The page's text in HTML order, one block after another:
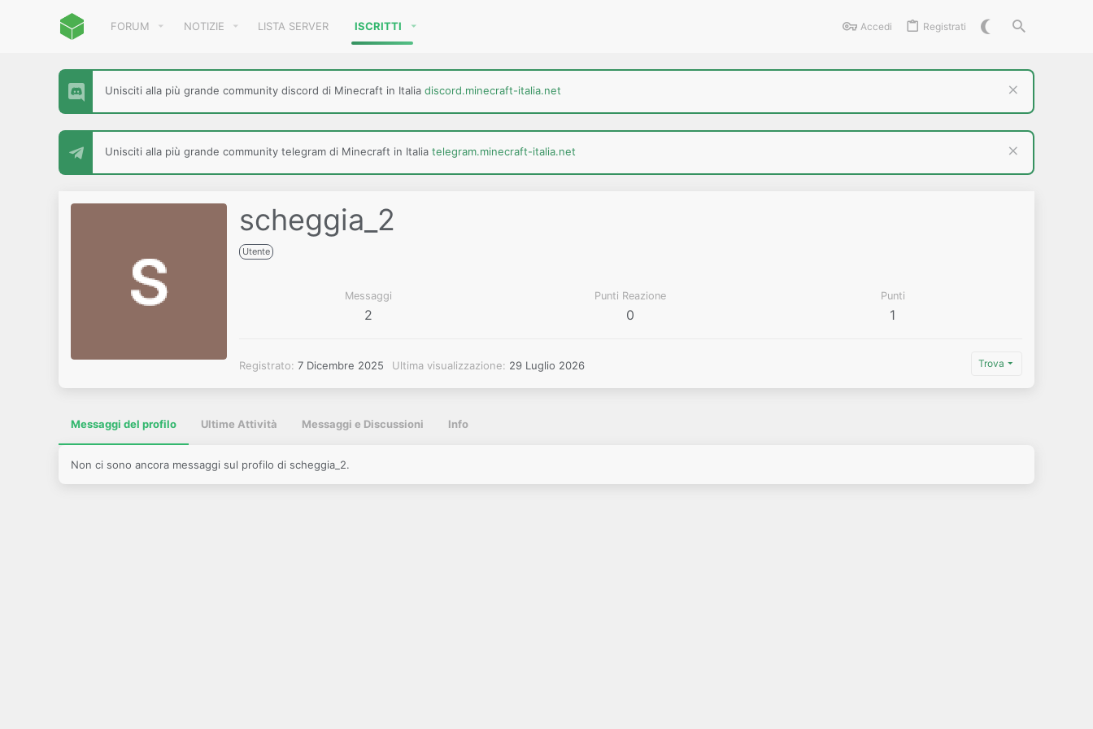
FORUM NOTIZIE LISTA SERVER ISCRITTI Accedi Registrati
Unisciti alla più grande community discord di Minecraft in Italia discord.minecraft-italia.net
Unisciti alla più grande community telegram di Minecraft in Italia telegram.minecraft-italia.net
scheggia_2
Utente
Messaggi
2
Punti Reazione
0
Punti
1
Registrato 7 Dicembre 2025 Ultima visualizzazione 29 Luglio 2026 Trova
Messaggi del profilo Ultime Attività Messaggi e Discussioni Info
Non ci sono ancora messaggi sul profilo di scheggia_2.